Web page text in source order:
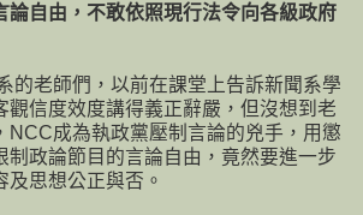
論自由，不敢依照現行法令向各級政府
的老師們，以前在課堂上告訴新聞系學
觀信度效度講得義正辭嚴，但沒想到老
NCC成為執政黨壓制言論的兇手，用懲
制政論節目的言論自由，竟然要進一步
及思想公正與否。